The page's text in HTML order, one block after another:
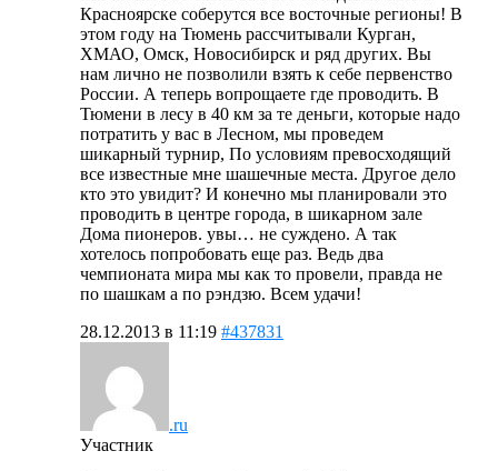
Красноярске соберутся все восточные регионы! В
этом году на Тюмень рассчитывали Курган,
ХМАО, Омск, Новосибирск и ряд других. Вы
нам лично не позволили взять к себе первенство
России. А теперь вопрощаете где проводить. В
Тюмени в лесу в 40 км за те деньги, которые надо
потратить у вас в Лесном, мы проведем
шикарный турнир, По условиям превосходящий
все известные мне шашечные места. Другое дело
кто это увидит? И конечно мы планировали это
проводить в центре города, в шикарном зале
Дома пионеров. увы… не суждено. А так
хотелось попробовать еще раз. Ведь два
чемпионата мира мы как то провели, правда не
по шашкам а по рэндзю. Всем удачи!
28.12.2013 в 11:19 #437831
.ru
Участник